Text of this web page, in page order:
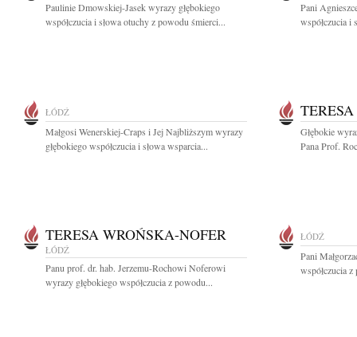
Paulinie Dmowskiej-Jasek wyrazy głębokiego
współczucia i słowa otuchy z powodu śmierci...
Pani
współczucia i
ŁÓDŹ
Małgosi Wenerskiej-Craps i Jej Najbliższym wyrazy
głębokiego współczucia i słowa wsparcia...
Głębokie
Pana Prof.
TERESA WROŃSKA-NOFER
ŁÓDŹ
Panu prof. dr. hab. Jerzemu-Rochowi Noferowi
wyrazy głębokiego współczucia z powodu...
ŁÓDŹ
Pani
współczucia